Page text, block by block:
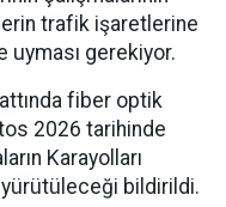
trafik işaretlerine
gerekiyor.
fiber optik
2026 tarihinde
Karayolları
yürütüleceği bildirildi.